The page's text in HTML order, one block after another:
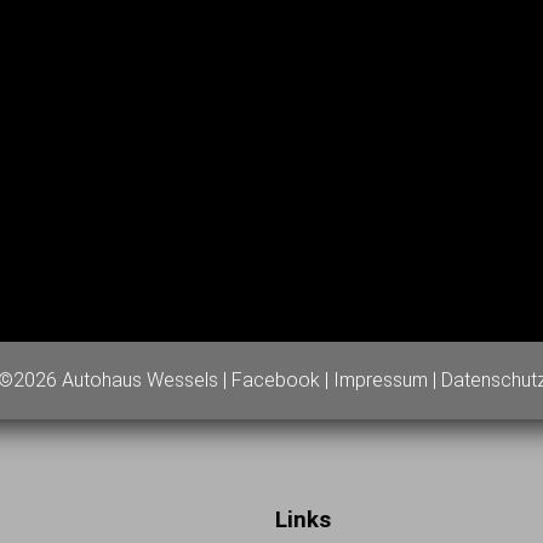
©2026 Autohaus Wessels | Facebook| Impressum
Links